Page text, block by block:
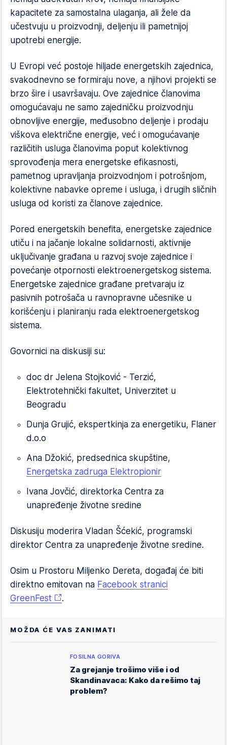
kapacitete za samostalna ulaganja, ali žele da
učestvuju u proizvodnji, deljenju ili pametnijoj
upotrebi energije.
U Evropi već postoje hiljade energetskih zajednica,
svakodnevno se formiraju nove, a njihovi projekti se
brzo šire i usavršavaju. Ove zajednice članovima
omogućavaju ne samo zajedničku proizvodnju
obnovljive energije, međusobno deljenje i prodaju
viškova električne energije, već i omogućavanje
različitih usluga članovima poput kolektivnog
sprovođenja mera energetske efikasnosti,
pametnog upravljanja proizvodnjom i potrošnjom,
kolektivne nabavke opreme i usluga, i drugih sličnih
usluga od koristi za članove zajednice.
Pored energetskih benefita, energetske zajednice
utiču i na jačanje lokalne solidarnosti, aktivnije
uključivanje građana u razvoj svoje zajednice i
povećanje otpornosti elektroenergetskog sistema.
Energetske zajednice građane pretvaraju iz
pasivnih potrošača u ravnopravne učesnike u
korišćenju i planiranju rada elektroenergetskog
sistema.
Govornici na diskusiji su:
doc dr Jelena Stojković - Terzić,
Elektrotehnički fakultet, Univerzitet u
Beogradu
Dunja Grujić, ekspertkinja za energetiku, Flaner
d.o.o
Ana Džokić, predsednica skupštine,
Energetska zadruga Elektropionir
Ivana Jovčić, direktorka Centra za
unapređenje životne sredine
Diskusiju moderira Vladan Šćekić, programski
direktor Centra za unapređenje životne sredine.
Osim u Prostoru Miljenko Dereta, događaj će biti
direktno emitovan na Facebook stranici
GreenFest
.
MOŽDA ĆE VAS ZANIMATI
FOSILNA GORIVA
Za grejanje trošimo više i od
Skandinavaca: Kako da rešimo taj
problem?